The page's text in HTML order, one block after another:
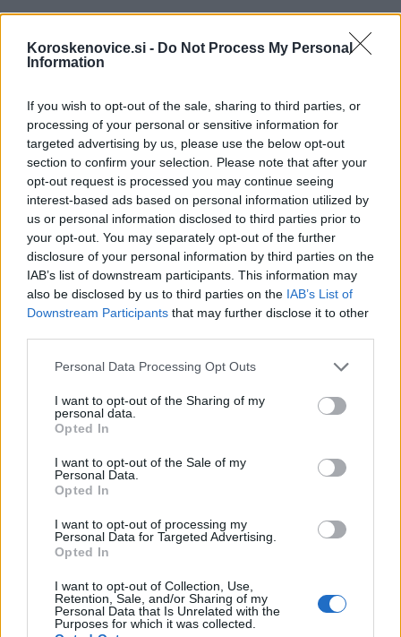
Koroskenovice.si - Do Not Process My Personal
Information
If you wish to opt-out of the sale, sharing to third parties, or
processing of your personal or sensitive information for
targeted advertising by us, please use the below opt-out
section to confirm your selection. Please note that after your
opt-out request is processed you may continue seeing
interest-based ads based on personal information utilized by
us or personal information disclosed to third parties prior to
your opt-out. You may separately opt-out of the further
disclosure of your personal information by third parties on the
IAB’s list of downstream participants. This information may
also be disclosed by us to third parties on the IAB’s List of
Downstream Participants that may further disclose it to other
Please note that this website/app uses one or more Google
not limited to your visit or usage behaviour. You may click to
grant or deny consent to Google and its third-party tags to
use your data for below specified purposes in below Google
consent section.
Personal Data Processing Opt Outs
I want to opt-out of the Sharing of my
personal data.
Opted In
I want to opt-out of the Sale of my
Personal Data.
Opted In
I want to opt-out of processing my
Personal Data for Targeted Advertising.
Opted In
I want to opt-out of Collection, Use,
Retention, Sale, and/or Sharing of my
Personal Data that Is Unrelated with the
Purposes for which it was collected.
Opozorilo:Po 297. členu Kazenskega zakonika je
posameznik kazensko odgovoren za javno spodbujanje
sovraštva, nasilja ali nestrpnosti. Komentarji z žaljivimi,
rasističnimi, diskriminatornimi ali nezakonitimi vsebinami bodo
odstranjeni. Pravila komentiranja →
Failed to fetch
Občine: Dravograd
Kategorije: Novice Novice
Ključne besede:
aktualne informacije
anton preksavec
Več iz kraja Dravograd